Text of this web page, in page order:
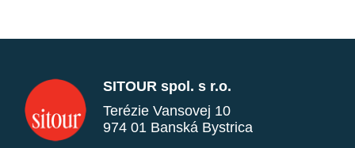
SITOUR spol. s r.o.
Terézie Vansovej 10
974 01 Banská Bystrica